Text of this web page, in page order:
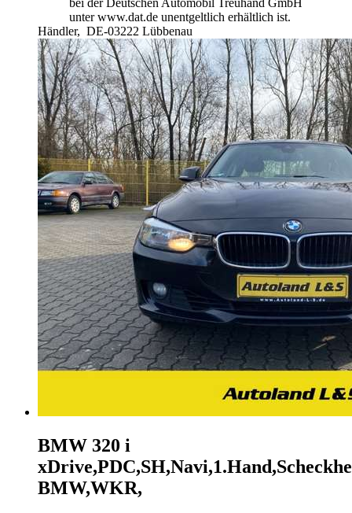
unter www.dat.de unentgeltlich erhältlich ist.
Händler, DE-03222 Lübbenau
BMW 320 i
BMW,WKR,